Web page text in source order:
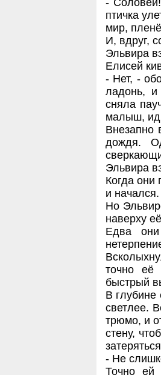
-
птичка
мир,
И, вдруг,
Эльвира
Елисей
- Нет, -
ладонь, и
сняла
малыш,
Внезапно
дождя.
Эльвира
Когда они
и начался.
Но
наверху
Едва
точно её
быстрый
В глубине
светлее.
трюмо, и
стену,
- Не
Точно ей